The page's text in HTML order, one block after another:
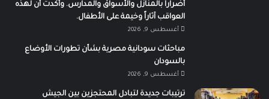
أضراراً بالمنازل والأسواق والمدارس. وأكدت أن لهذه
العواقب آثاراً وخيمة على الأطفال.
أغسطس 9, 2026
مباحثات سودانية مصرية بشأن تطورات الأوضاع
بالسودان
أغسطس 9, 2026
ترتيبات جديدة لتبادل المحتجزين بين الجيش